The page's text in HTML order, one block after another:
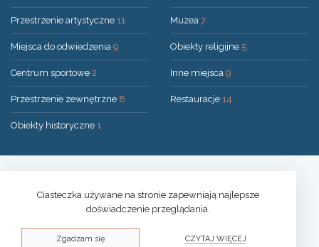
Przestrzenie artystyczne 11
Miejsca do odwiedzenia 9
Centrum sportowe 2
Przestrzenie zewnętrzne 8
Obiekty historyczne 1
Muzea 7
Obiekty religijne 5
Inne miejsca 9
Restauracje 14
Polityka prywatności
Ciasteczka używane na stronie zapewniają najlepsze
doświadczenie przeglądania.
Zgadzam się CZYTAJ WIĘCEJ